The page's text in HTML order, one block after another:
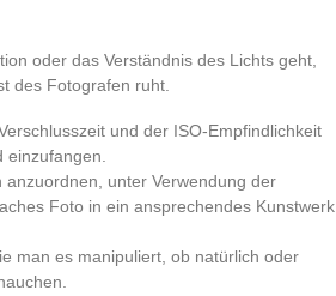
oder das Verständnis des Lichts geht,
des Fotografen ruht.
und der ISO-Empfindlichkeit
unter Verwendung der
Foto in ein ansprechendes Kunstwerk
man es manipuliert, ob natürlich oder